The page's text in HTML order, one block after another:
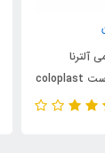
آلترنا
پیشرفته کلوپلاست coloplast